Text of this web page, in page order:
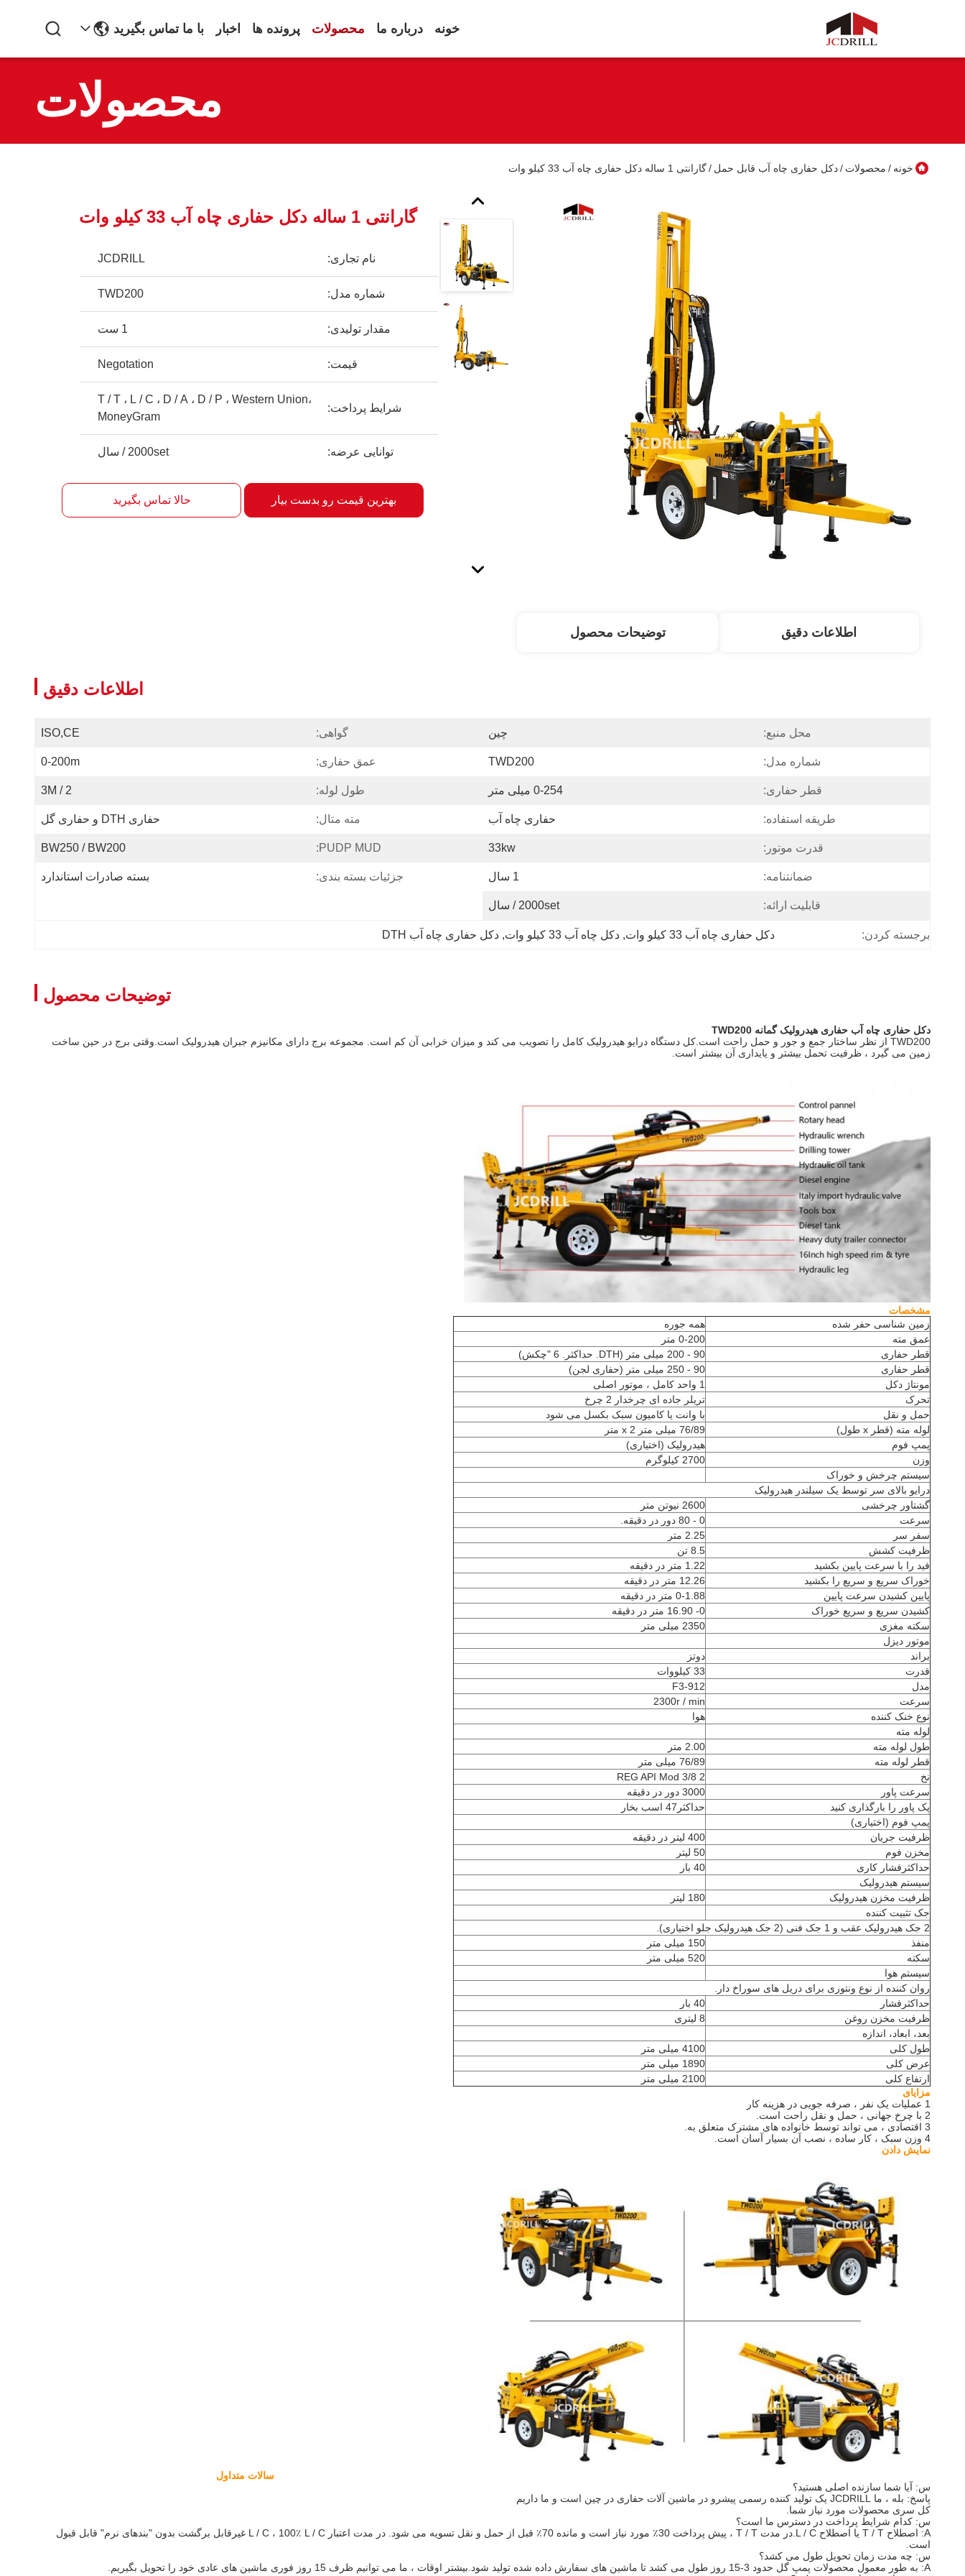
خونه درباره ما محصولات پرونده ها اخبار با ما تماس بگیرید
محصولات
خونه / محصولات /دکل حفاری چاه آب قابل حمل /گارانتی 1 ساله دکل حفاری چاه آب 33 کیلو وات
گارانتی 1 ساله دکل حفاری چاه آب 33 کیلو وات
نام تجاری: JCDRILL
شماره مدل: TWD200
مقدار تولیدی: 1 ست
قیمت: Negotation
شرایط پرداخت:
T / T ، L / C ، D / A ، D / P ، Western Union،
MoneyGram
توانایی عرضه: 2000set / سال
بهترین قیمت رو بدست بیار حالا تماس بگیرید
اطلاعات دقیق توضیحات محصول
اطلاعات دقیق
محل منبع: چین گواهی: ISO,CE
شماره مدل: TWD200 عمق حفاری: 0-200m
قطر حفاری: 0-254 میلی متر طول لوله: 2 / 3M
طریقه استفاده: حفاری چاه آب مته متال: حفاری DTH و حفاری گل
قدرت موتور: 33kw
PUDP MUD:
BW250 / BW200
ضمانتنامه: 1 سال جزئیات بسته بندی: بسته صادرات استاندارد
قابلیت ارائه: 2000set / سال
برجسته کردن: دکل حفاری چاه آب 33 کیلو وات , دکل چاه آب 33 کیلو وات , دکل حفاری چاه آب DTH
توضیحات محصول
دکل حفاری چاه آب حفاری هیدرولیک گمانه TWD200
TWD200 از نظر ساختار جمع و جور و حمل راحت است.کل دستگاه درایو هیدرولیک کامل را تصویب می کند و میزان خرابی آن کم است. مجموعه برج دارای مکانیزم جبران هیدرولیک است.وقتی برج در حین ساخت
زمین می گیرد ، ظرفیت تحمل بیشتر و پایداری آن بیشتر است.
مشخصات
زمین شناسی حفر شده
همه جوره
عمق مته
0-200 متر
قطر حفاری
90 - 200 میلی متر (DTH. حداکثر. 6 "چکش)
قطر حفاری
90 - 250 میلی متر (حفاری لجن)
مونتاژ دکل
1 واحد کامل ، موتور اصلی
تحرک
تریلر جاده ای چرخدار 2 چرخ
حمل و نقل
با وانت یا کامیون سبک بکسل می شود
لوله مته (قطر x طول)
76/89 میلی متر x 2 متر
پمپ فوم
هیدرولیک (اختیاری)
وزن
2700 کیلوگرم
سیستم چرخش و خوراک
درایو بالای سر توسط یک سیلندر هیدرولیک
گشتاور چرخشی
2600 نیوتن متر
سرعت
0 - 80 دور در دقیقه.
سفر سر
2.25 متر
ظرفیت کشش
8.5 تن
فید را با سرعت پایین بکشید
1.22 متر در دقیقه
خوراک سریع و سریع را بکشید
12.26 متر در دقیقه
پایین کشیدن سرعت پایین
0-1.88 متر در دقیقه
کشیدن سریع و سریع خوراک
0- 16.90 متر در دقیقه
سکته مغزی
2350 میلی متر
موتور دیزل
براند
دوتز
قدرت
33 کیلووات
مدل
F3-912
سرعت
2300r / min
نوع خنک کننده
هوا
لوله مته
طول لوله مته
2.00 متر
قطر لوله مته
76/89 میلی متر
نخ
2 3/8 REG API Mod
سرعت پاور
3000 دور در دقیقه
پک پاور را بارگذاری کنید
حداکثر47 اسب بخار
پمپ فوم (اختیاری)
ظرفیت جریان
400 لیتر در دقیقه
مخزن فوم
50 لیتر
حداکثرفشار کاری
40 بار
سیستم هیدرولیک
ظرفیت مخزن هیدرولیک
180 لیتر
جک تثبیت کننده
2 جک هیدرولیک عقب و 1 جک فنی (2 جک هیدرولیک جلو اختیاری).
منفذ
150 میلی متر
سکته
520 میلی متر
سیستم هوا
روان کننده از نوع ونتوری برای دریل های سوراخ دار.
حداکثرفشار
40 بار
ظرفیت مخزن روغن
8 لیتری
بعد، ابعاد، اندازه
طول کلی
4100 میلی متر
عرض کلی
1890 میلی متر
ارتفاع کلی
2100 میلی متر
مزایای
1 عملیات یک نفر ، صرفه جویی در هزینه کار
2 با چرخ جهانی ، حمل و نقل راحت است.
3 اقتصادی ، می تواند توسط خانواده های مشترک متعلق به.
4 وزن سبک ، کار ساده ، نصب آن بسیار آسان است.
نمایش دادن
سالات متداول
س: آیا شما سازنده اصلی هستید؟
پاسخ: بله ، ما JCDRILL یک تولید کننده رسمی پیشرو در ماشین آلات حفاری در چین است و ما داریم
کل سری محصولات مورد نیاز شما.
س: کدام شرایط پرداخت در دسترس ما است؟
A: اصطلاح T / T یا اصطلاح L / C.در مدت T / T ، پیش پرداخت 30٪ مورد نیاز است و مانده 70٪ قبل از حمل و نقل تسویه می شود. در مدت اعتبار L / C ، 100٪ L / C غیرقابل برگشت بدون "بندهای نرم" قابل قبول
است.
س: چه مدت زمان تحویل طول می کشد؟
A: به طور معمول محصولات پمپ گل حدود 3-15 روز طول می کشد تا ماشین های سفارش داده شده تولید شود.بیشتر اوقات ، ما می توانیم ظرف 15 روز فوری ماشین های عادی خود را تحویل بگیریم.